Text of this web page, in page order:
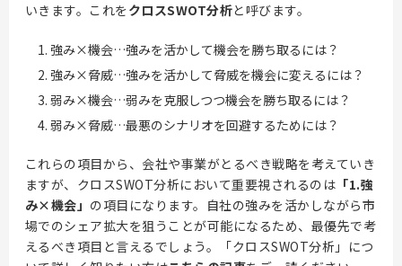
いきます。これをクロスSWOT分析と呼びます。
強み×機会…強みを活かして機会を勝ち取るには？
強み×脅威…強みを活かして脅威を機会に変えるには？
弱み×機会…弱みを克服しつつ機会を勝ち取るには？
弱み×脅威…最悪のシナリオを回避するためには？
これらの項目から、会社や事業がとるべき戦略を考えていき
ますが、クロスSWOT分析において重要視されるのは 「1.強
み×機会」 の項目になります。自社の強みを活かしながら市
場でのシェア拡大を狙うことが可能になるため、最優先で考
えるべき項目と言えるでしょう。「クロスSWOT分析」につ